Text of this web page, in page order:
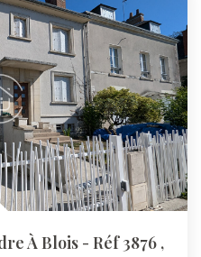
À Blois - Réf 3876 ,